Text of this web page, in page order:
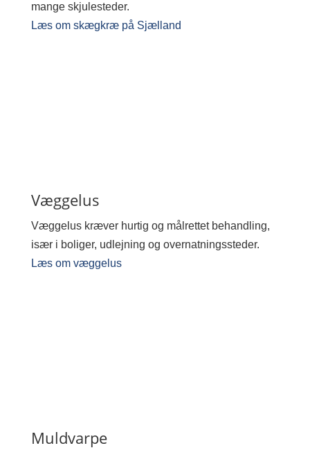
mange skjulesteder.
Læs om skægkræ på Sjælland
Væggelus
Væggelus kræver hurtig og målrettet behandling,
især i boliger, udlejning og overnatningssteder.
Læs om væggelus
Muldvarpe